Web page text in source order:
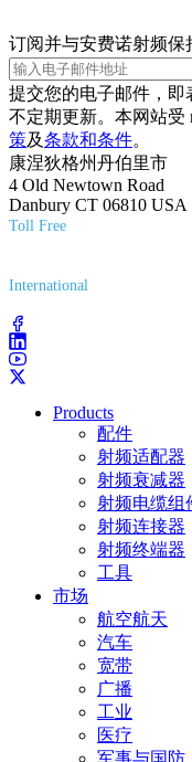
订阅并与安费诺射频保
提交您的电子邮件，即
不定期更新。本网站受
策及条款和条件。
康涅狄格州丹伯里市
4 Old Newtown Road
Danbury CT 06810 USA
Toll Free
International
Products
配件
射频适配器
射频衰减器
射频电缆组
射频连接器
射频终端器
工具
市场
航空航天
汽车
宽带
广播
工业
医疗
军事与国防